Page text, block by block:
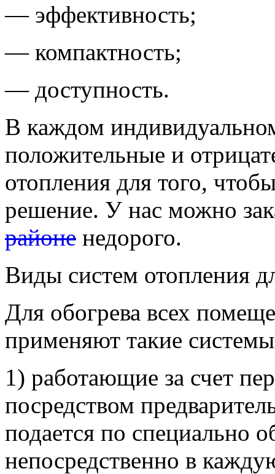
— эффективность;
— компактность;
— доступность.
В каждом
положительные и
отопления для того,
решение. У нас можно
районе недорого.
Виды систем отопления
Для обогрева всех
применяют такие
1) работающие за счет
посредством
подается по специально
непосредственно в